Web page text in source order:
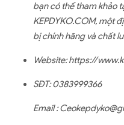
bạn có thể tham khảo
KEPDYKO.COM, một
bị chính hãng và chất
Website: https://
SĐT: 0383999366
Email :